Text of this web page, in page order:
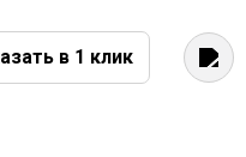
в 1 клик